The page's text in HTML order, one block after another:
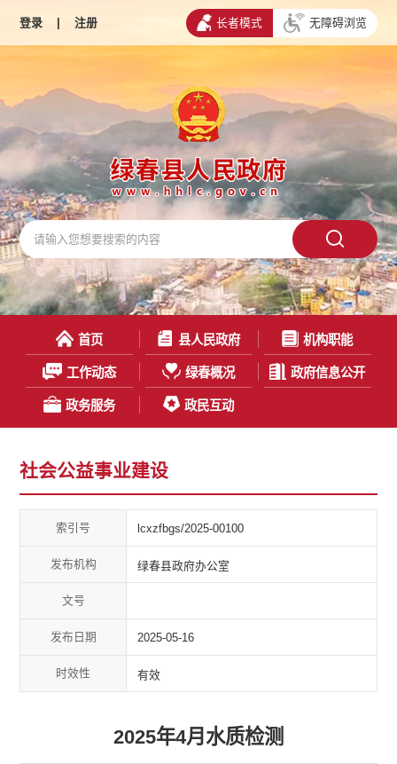
登录 | 注册 长者模式 无障碍浏览
首页 县人民政府 机构职能
工作动态 绿春概况 政府信息公开
政务服务 政民互动
社会公益事业建设
索引号 lcxzfbgs/2025-00100
发布机构 绿春县政府办公室
文号
发布日期 2025-05-16
时效性 有效
2025年4月水质检测